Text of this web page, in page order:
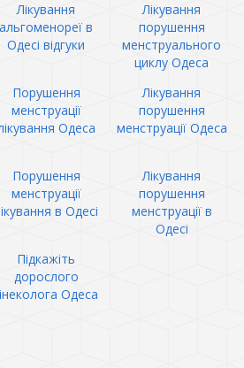
Лікування
альгоменореї в
Одесі відгуки
Лікування
порушення
менструального
циклу Одеса
Порушення
менструації
Одеса
Лікування
порушення
менструації Одеса
Порушення
менструації
в Одесі
Лікування
порушення
менструації в
Одесі
Підкажіть
дорослого
Одеса